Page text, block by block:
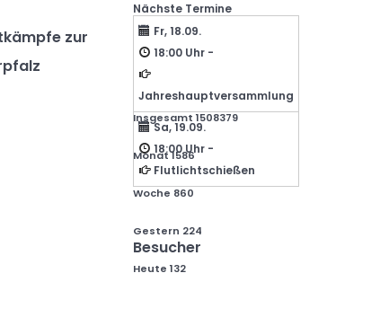
zur
Nächste Termine
Fr, 18.09.
18:00 Uhr -
Jahreshauptversammlung
Sa, 19.09.
18:00 Uhr -
Flutlichtschießen
Besucher
Heute 132
Gestern 224
Woche 860
Monat1586
Insgesamt 1508379